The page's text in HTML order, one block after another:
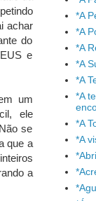
achar
do
e
um
ele
se
que a
a
*A
*A
*A
*A
*A
*A
*A
*A